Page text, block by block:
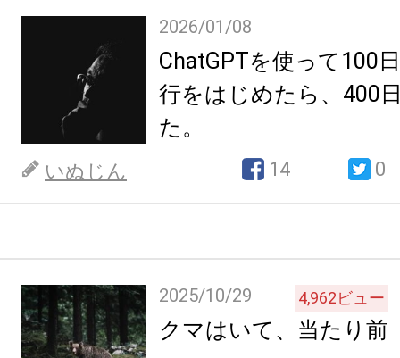
2026/01/08
ChatGPTを使って100
行をはじめたら、400
た。
いぬじん 14 0
2025/10/29 4,962ビュー
クマはいて、当たり前